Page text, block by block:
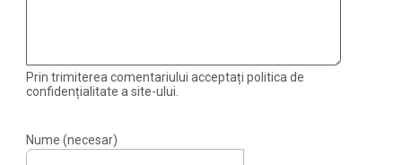
Prin trimiterea comentariului acceptați politica de
confidențialitate a site-ului.
Nume (necesar)